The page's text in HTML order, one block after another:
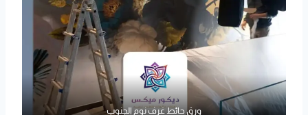
ورق حائط غرف نوم الجنوب